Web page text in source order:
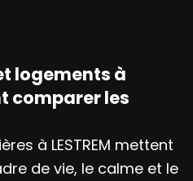
logements à
comparer les
à LESTREM mettent
de vie, le calme et le